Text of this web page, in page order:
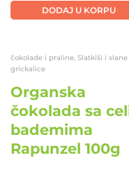
DODAJ U KORPU
čokolade i praline, Slatkiši i slane
grickalice
Organska
čokolada sa
bademima
Rapunzel 100g